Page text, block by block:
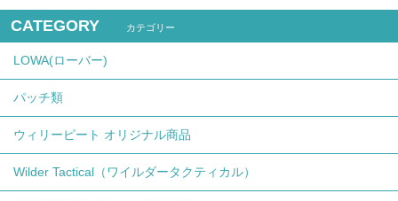
CATEGORY カテゴリー
LOWA(ローバー)
パッチ類
ウィリーピート オリジナル商品
Wilder Tactical（ワイルダータクティカル）